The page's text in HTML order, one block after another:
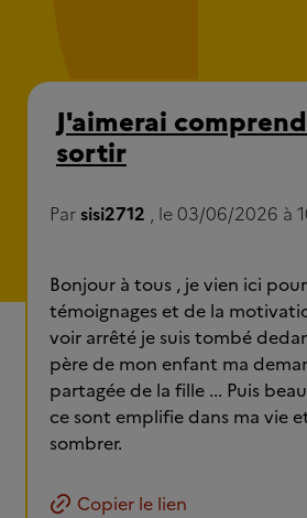
J'aimerai
sortir
Parsisi2712 , le 03/06/2026 à
Bonjour à tous , je vien ici
témoignages et de la
voir arrêté je suis tombé
père de mon enfant ma
partagée de la fille ... Puis
ce sont emplifie dans ma vie
sombrer.
Copier le lien